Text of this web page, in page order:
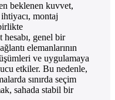
beklenen kuvvet,
ihtiyacı, montaj
genel bir
elemanlarının
ve uygulamaya
etkiler. Bu nedenle,
sınırda seçim
sahada stabil bir